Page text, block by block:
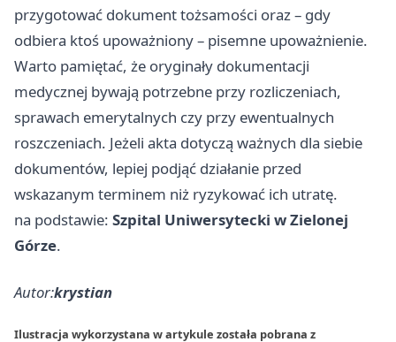
przygotować dokument tożsamości oraz – gdy
odbiera ktoś upoważniony – pisemne upoważnienie.
Warto pamiętać, że oryginały dokumentacji
medycznej bywają potrzebne przy rozliczeniach,
sprawach emerytalnych czy przy ewentualnych
roszczeniach. Jeżeli akta dotyczą ważnych dla siebie
dokumentów, lepiej podjąć działanie przed
wskazanym terminem niż ryzykować ich utratę.
na podstawie: Szpital Uniwersytecki w Zielonej
Górze.
Autor:krystian
Ilustracja wykorzystana w artykule została pobrana z